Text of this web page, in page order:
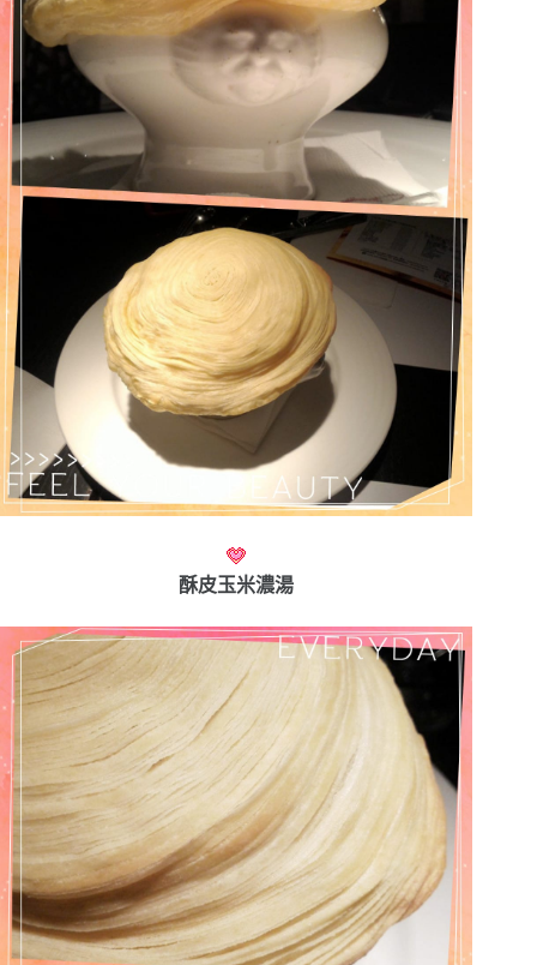
酥皮玉米濃湯